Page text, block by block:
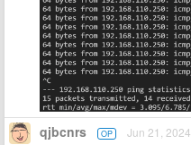
qjbcnrs OP Jun 21, 2024